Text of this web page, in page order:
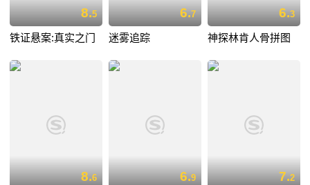
8.5
铁证悬案:真实之门
6.7
迷雾追踪
6.3
神探林肯人骨拼图
8.6 6.9 7.2